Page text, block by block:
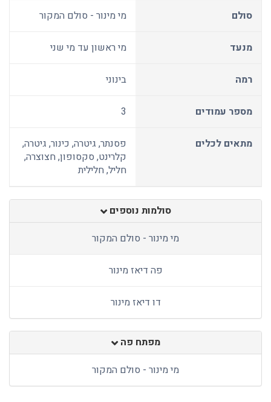
סולם מי מינור - סולם המקור
מנעד מי ראשון עד מי שני
רמה בינוני
מספר עמודים 3
מתאים לכלים
פסנתר, גיטרה, כינור, גיטרה,
קלרינט, סקסופון, חצוצרה,
חליל, חלילית
סולמות נוספים
מי מינור - סולם המקור
פה דיאז מינור
דו דיאז מינור
מפתח פה
מי מינור - סולם המקור